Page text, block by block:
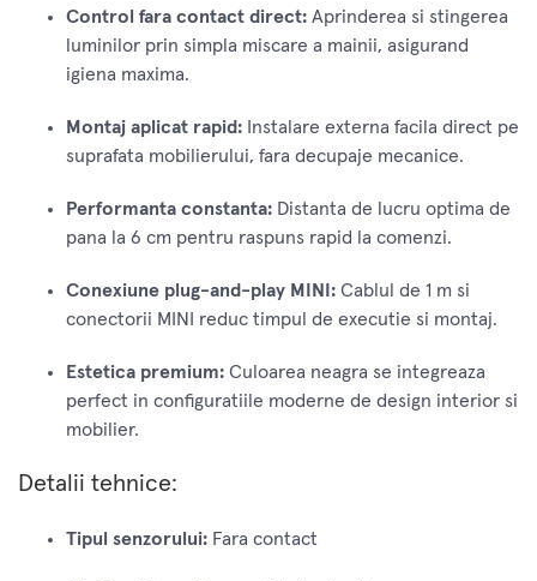
Control fara contact direct: Aprinderea si stingerea
luminilor prin simpla miscare a mainii, asigurand
igiena maxima.
Montaj aplicat rapid: Instalare externa facila direct pe
suprafata mobilierului, fara decupaje mecanice.
Performanta constanta: Distanta de lucru optima de
pana la 6 cm pentru raspuns rapid la comenzi.
Conexiune plug-and-play MINI: Cablul de 1 m si
conectorii MINI reduc timpul de executie si montaj.
Estetica premium: Culoarea neagra se integreaza
perfect in configuratiile moderne de design interior si
mobilier.
Detalii tehnice:
Tipul senzorului: Fara contact